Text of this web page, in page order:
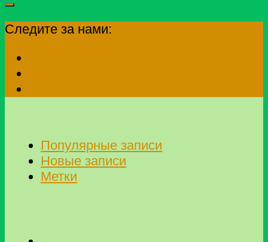
Следите за нами:
Популярные записи
Новые записи
Метки